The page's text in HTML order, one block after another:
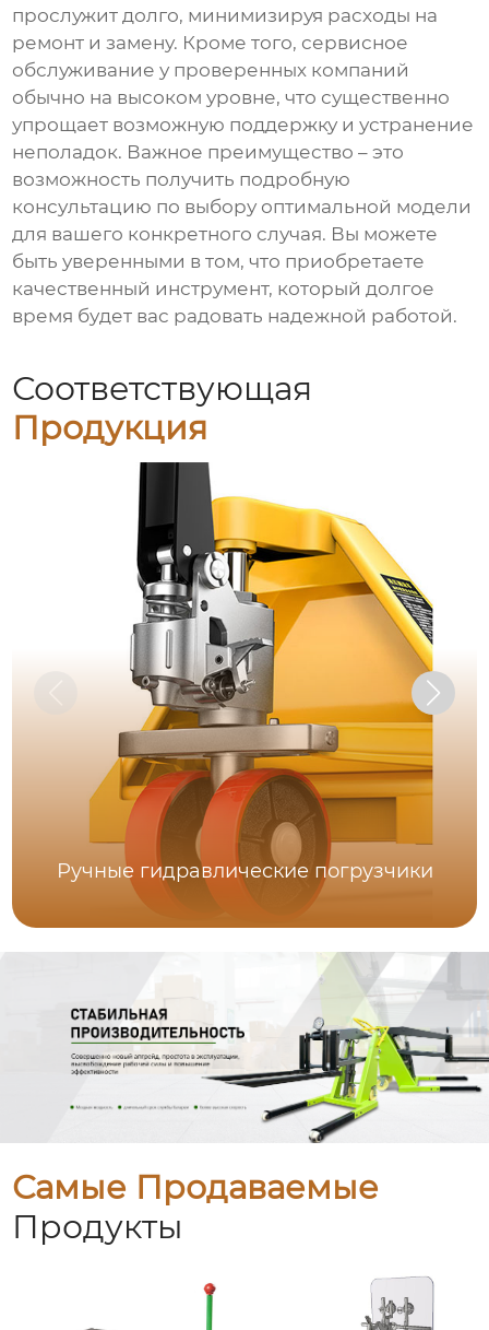
прослужит долго, минимизируя расходы на
ремонт и замену. Кроме того, сервисное
обслуживание у проверенных компаний
обычно на высоком уровне, что существенно
упрощает возможную поддержку и устранение
неполадок. Важное преимущество – это
возможность получить подробную
консультацию по выбору оптимальной модели
для вашего конкретного случая. Вы можете
быть уверенными в том, что приобретаете
качественный инструмент, который долгое
время будет вас радовать надежной работой.
Соответствующая
Продукция
Ручные гидравлические погрузчики
Самые Продаваемые
Продукты